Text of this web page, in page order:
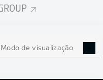
Modo de visualização
DA
2027